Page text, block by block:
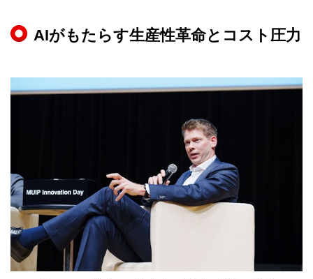
AIがもたらす生産性革命とコスト圧力